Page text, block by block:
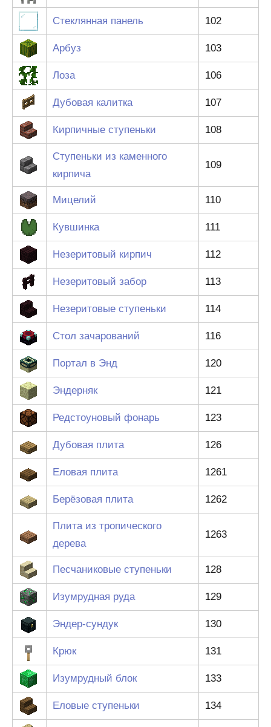
Стеклянная панель 102
Арбуз 103
Лоза 106
Дубовая калитка 107
Кирпичные ступеньки 108
Ступеньки из каменного
кирпича
109
Мицелий 110
Кувшинка 111
Незеритовый кирпич 112
Незеритовый забор 113
Незеритовые ступеньки 114
Стол зачарований 116
Портал в Энд 120
Эндерняк 121
Редстоуновый фонарь 123
Дубовая плита 126
Еловая плита 1261
Берёзовая плита 1262
Плита из тропического
дерева
1263
Песчаниковые ступеньки 128
Изумрудная руда 129
Эндер-сундук 130
Крюк 131
Изумрудный блок 133
Еловые ступеньки 134